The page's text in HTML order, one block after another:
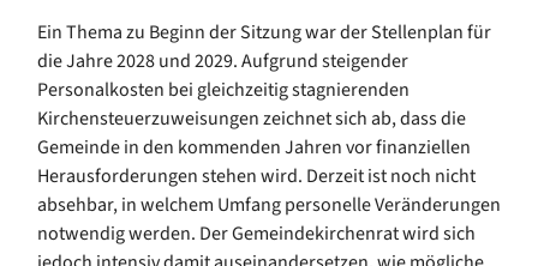
Ein Thema zu Beginn der Sitzung war der Stellenplan für
die Jahre 2028 und 2029. Aufgrund steigender
Personalkosten bei gleichzeitig stagnierenden
Kirchensteuerzuweisungen zeichnet sich ab, dass die
Gemeinde in den kommenden Jahren vor finanziellen
Herausforderungen stehen wird. Derzeit ist noch nicht
absehbar, in welchem Umfang personelle Veränderungen
notwendig werden. Der Gemeindekirchenrat wird sich